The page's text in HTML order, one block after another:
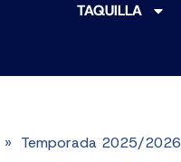
TAQUILLA
» Temporada 2025/2026